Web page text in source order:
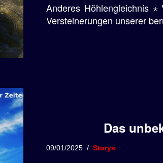
Anderes Höhlengleichnis
Versteinerungen unserer
Das
09/01/2025 Storys